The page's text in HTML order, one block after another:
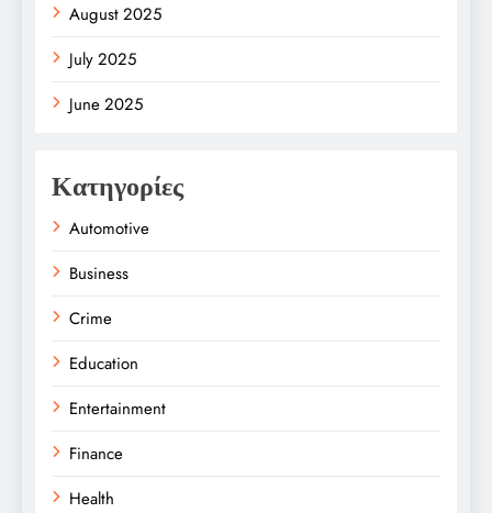
August 2025
July 2025
June 2025
Κατηγορίες
Automotive
Business
Crime
Education
Entertainment
Finance
Health